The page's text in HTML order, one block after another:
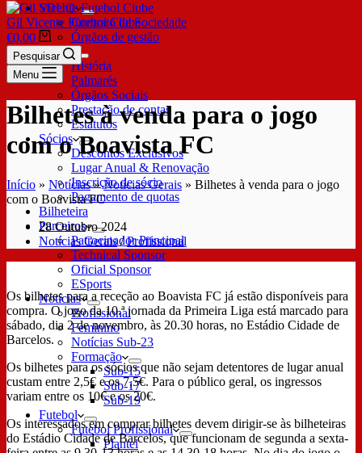
SDUQ
Contrato de Sociedade
Órgãos de gestão
Clube
História
Palmarés
Órgãos Sociais
Prestação de contas
Estatutos
Sócios
Descontos Exclusivos
Lugar Anual & Renovação
Inscrição de sócio
Pagamento de quotas
Bilheteira
Parceiros
Patrocinador Principal
Technical Sponsor
Oficial Sponsor
ESports
Notícias
Profissional
Feminino
Notícias Sub-23
Formação
Sub-15
Sub-17
Sub-19
Futebol
Futebol Profissional
Plantel
Gil Vicente Futebol Clube
€0,00
Pesquisar
Menu
Bilhetes à venda para o jogo
com o Boavista FC
Início » Notícias»Notícias Gerais » Bilhetes à venda para o jogo
com o Boavista FC
28 Outubro 2024
Notícias Gerais/Profissional
Os bilhetes para a receção ao Boavista FC já estão disponíveis para
compra. O jogo da 10.ª jornada da Primeira Liga está marcado para
sábado, dia 2 de novembro, às 20.30 horas, no Estádio Cidade de
Barcelos.
Os bilhetes para os sócios que não sejam detentores de lugar anual
custam entre 2,5€ e os 7,5€. Para o público geral, os ingressos
variam entre os 10€ e os 20€.
Os interessados em comprar bilhetes devem dirigir-se às bilheteiras
do Estádio Cidade de Barcelos, que funcionam de segunda a sexta-